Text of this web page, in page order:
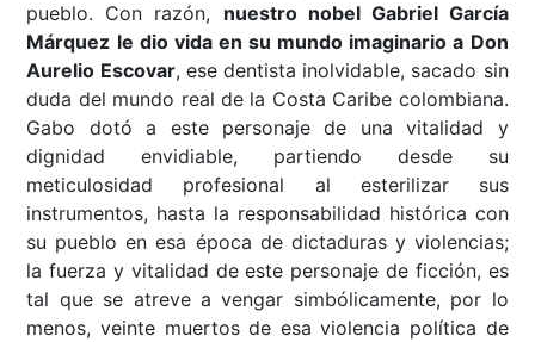
pueblo. Con razón, nuestro nobel Gabriel García
Márquez le dio vida en su mundo imaginario a Don
Aurelio Escovar, ese dentista inolvidable, sacado sin
duda del mundo real de la Costa Caribe colombiana.
Gabo dotó a este personaje de una vitalidad y
dignidad envidiable, partiendo desde su
meticulosidad profesional al esterilizar sus
instrumentos, hasta la responsabilidad histórica con
su pueblo en esa época de dictaduras y violencias;
la fuerza y vitalidad de este personaje de ficción, es
tal que se atreve a vengar simbólicamente, por lo
menos, veinte muertos de esa violencia política de